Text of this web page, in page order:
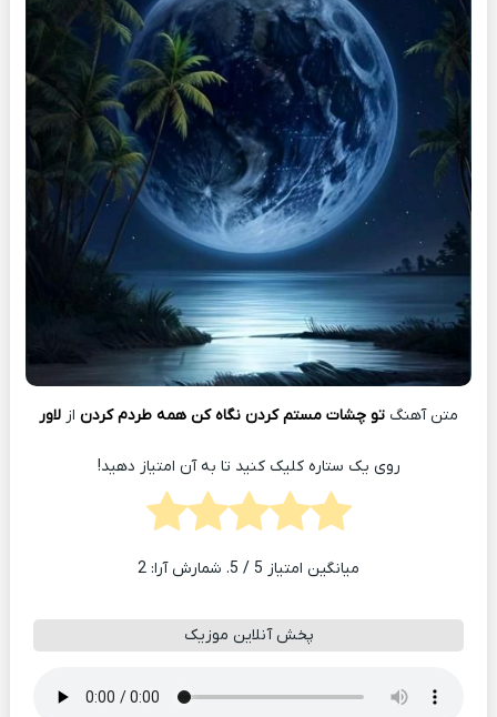
متن آهنگ تو چشات مستم کردن نگاه کن همه طردم کردن از لاور
روی یک ستاره کلیک کنید تا به آن امتیاز دهید!
میانگین امتیاز 5 / 5. شمارش آرا: 2
پخش آنلاین موزیک